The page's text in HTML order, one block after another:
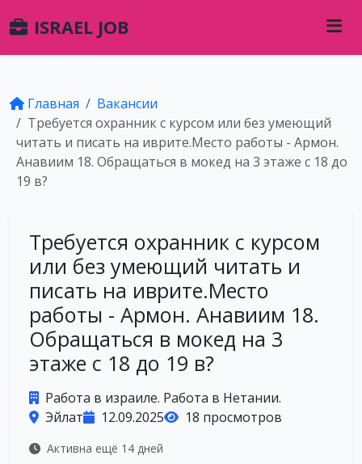
ISRAEL JOB
Главная
Вакансии
Требуется охранник с курсом или без умеющий
читать и писать на иврите.Место работы - Армон.
Анавиим 18. Обращаться в мокед на 3 этаже с 18 до
19 в?
Требуется охранник с курсом
или без умеющий читать и
писать на иврите.Место
работы - Армон. Анавиим 18.
Обращаться в мокед на 3
этаже с 18 до 19 в?
Работа в израиле. Работа в Нетании.
Эйлат
12.09.2025 18 просмотров
Активна ещё 14 дней